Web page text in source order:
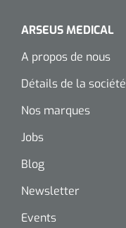
ARSEUS MEDICAL
A propos de nous
Détails de la société
Nos marques
Jobs
Blog
Newsletter
Events